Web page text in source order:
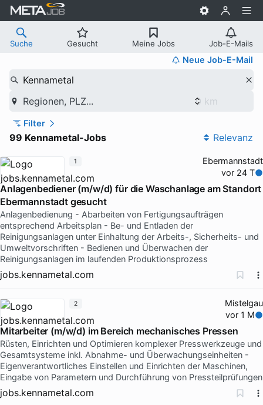
Suche Gesucht Meine Jobs Job-E-Mails
Neue Job-E-Mail
Kennametal
Regionen, PLZ...
Filter
99 Kennametal-Jobs Relevanz
Ebermannstadt
vor 24 T
Anlagenbediener (m/w/d) für die Waschanlage am Standort
Ebermannstadt gesucht
Anlagenbedienung - Abarbeiten von Fertigungsaufträgen
entsprechend Arbeitsplan - Be- und Entladen der
Reinigungsanlagen unter Einhaltung der Arbeits-, Sicherheits- und
Umweltvorschriften - Bedienen und Überwachen der
Reinigungsanlagen im laufenden Produktionsprozess
jobs.kennametal.com
1
Mistelgau
vor 1 M
Mitarbeiter (m/w/d) im Bereich mechanisches Pressen
Rüsten, Einrichten und Optimieren komplexer Presswerkzeuge und
Gesamtsysteme inkl. Abnahme- und Überwachungseinheiten -
Eigenverantwortliches Einstellen und Einrichten der Maschinen,
Eingabe von Parametern und Durchführung von Pressteilprüfungen
jobs.kennametal.com
2